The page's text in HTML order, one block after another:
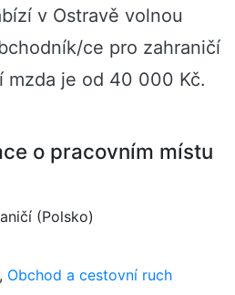
v Ostravě volnou
ce pro zahraničí
mzda je od 40 000 Kč.
o pracovním místu
(Polsko)
, Obchod a cestovní ruch